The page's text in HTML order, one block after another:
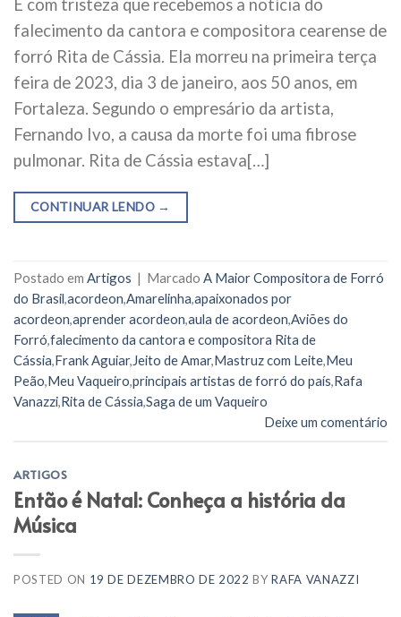
É com tristeza que recebemos a notícia do
falecimento da cantora e compositora cearense de
forró Rita de Cássia. Ela morreu na primeira terça
feira de 2023, dia 3 de janeiro, aos 50 anos, em
Fortaleza. Segundo o empresário da artista,
Fernando Ivo, a causa da morte foi uma fibrose
pulmonar. Rita de Cássia estava[…]
CONTINUAR LENDO →
Postado em Artigos | Marcado A Maior Compositora de Forró
do Brasil,acordeon,Amarelinha,apaixonados por
acordeon,aprender acordeon,aula de acordeon,Aviões do
Forró,falecimento da cantora e compositora Rita de
Cássia,Frank Aguiar,Jeito de Amar,Mastruz com Leite,Meu
Peão,Meu Vaqueiro,principais artistas de forró do país,Rafa
Vanazzi,Rita de Cássia,Saga de um Vaqueiro
Deixe um comentário
ARTIGOS
Então é Natal: Conheça a história da
Música
POSTED ON 19 DE DEZEMBRO DE 2022 BYRAFA VANAZZI